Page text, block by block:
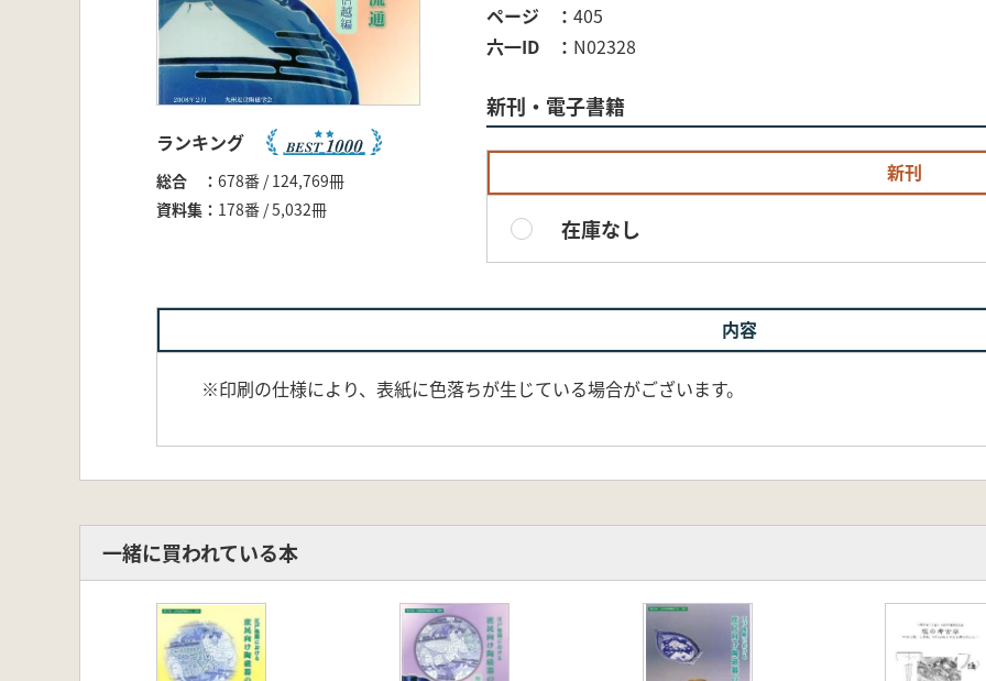
ランキング
総合
678番 / 124,769冊
資料集
178番 / 5,032冊
ページ
405
六一ID
N02328
新刊・電子書籍
新刊
在庫なし
内容
※印刷の仕様により、表紙に色落ちが生じている場合がございます。
一緒に買われている本